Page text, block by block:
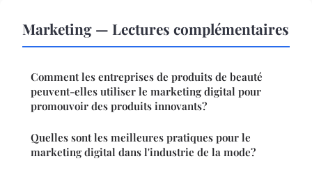
Marketing — Lectures complémentaires
Comment les entreprises de produits de beauté
peuvent-elles utiliser le marketing digital pour
promouvoir des produits innovants?
Quelles sont les meilleures pratiques pour le
marketing digital dans l'industrie de la mode?